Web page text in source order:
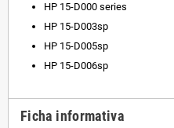
HP 15-D000 series
HP 15-D003sp
HP 15-D005sp
HP 15-D006sp
Ficha informativa